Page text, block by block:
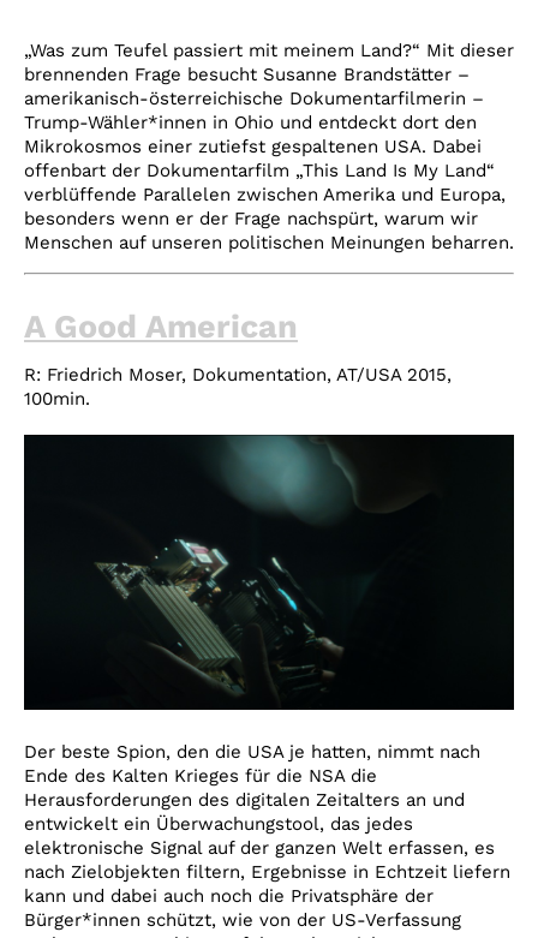
„Was zum Teufel passiert mit meinem Land?“ Mit dieser
brennenden Frage besucht Susanne Brandstätter –
amerikanisch-österreichische Dokumentarfilmerin –
Trump-Wähler*innen in Ohio und entdeckt dort den
Mikrokosmos einer zutiefst gespaltenen USA. Dabei
offenbart der Dokumentarfilm „This Land Is My Land“
verblüffende Parallelen zwischen Amerika und Europa,
besonders wenn er der Frage nachspürt, warum wir
Menschen auf unseren politischen Meinungen beharren.
A Good American
R: Friedrich Moser, Dokumentation, AT/USA 2015,
100min.
Der beste Spion, den die USA je hatten, nimmt nach
Ende des Kalten Krieges für die NSA die
Herausforderungen des digitalen Zeitalters an und
entwickelt ein Überwachungstool, das jedes
elektronische Signal auf der ganzen Welt erfassen, es
nach Zielobjekten filtern, Ergebnisse in Echtzeit liefern
kann und dabei auch noch die Privatsphäre der
Bürger*innen schützt, wie von der US-Verfassung